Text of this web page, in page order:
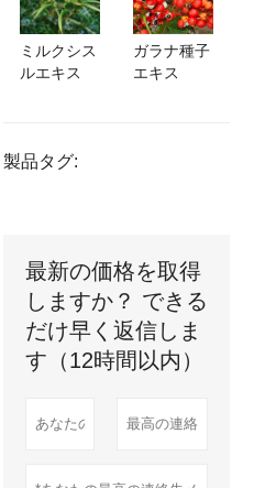
ミルクシス
ルエキス
ガラナ種子
エキス
製品タグ:
最新の価格を取得
しますか？ できる
だけ早く返信しま
す（12時間以内）